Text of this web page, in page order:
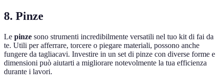
8. Pinze
Le pinze sono strumenti incredibilmente versatili nel tuo kit di fai da
te. Utili per afferrare, torcere o piegare materiali, possono anche
fungere da tagliacavi. Investire in un set di pinze con diverse forme e
dimensioni può aiutarti a migliorare notevolmente la tua efficienza
durante i lavori.